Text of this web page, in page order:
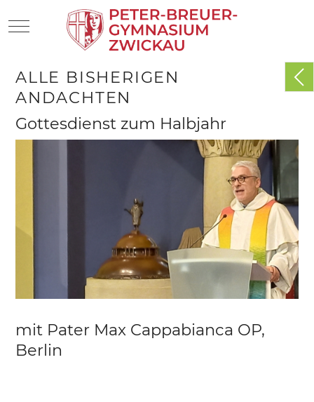
Mobile Menu Toggle
ALLE BISHERIGEN
ANDACHTEN
Gottesdienst zum Halbjahr
mit Pater Max Cappabianca OP,
Berlin